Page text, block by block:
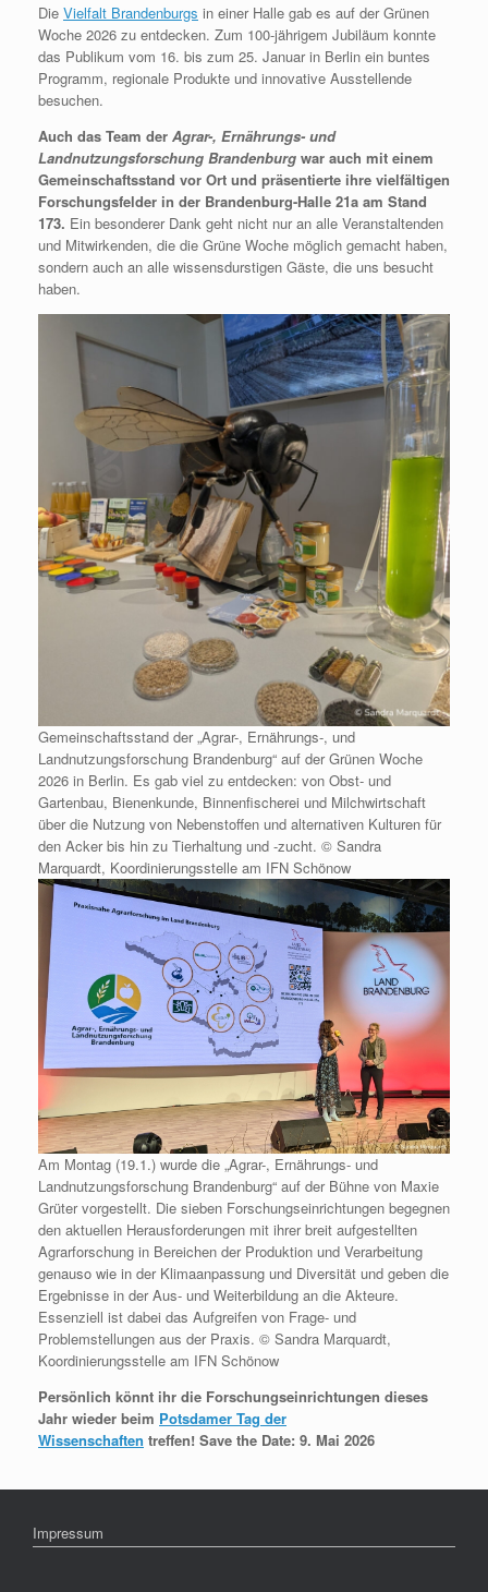
Die Vielfalt Brandenburgs in einer Halle gab es auf der Grünen
Woche 2026 zu entdecken. Zum 100-jährigem Jubiläum konnte
das Publikum vom 16. bis zum 25. Januar in Berlin ein buntes
Programm, regionale Produkte und innovative Ausstellende
besuchen.
Auch das Team der Agrar-, Ernährungs- und
Landnutzungsforschung Brandenburg war auch mit einem
Gemeinschaftsstand vor Ort und präsentierte ihre vielfältigen
Forschungsfelder in der Brandenburg-Halle 21a am Stand
173. Ein besonderer Dank geht nicht nur an alle Veranstaltenden
und Mitwirkenden, die die Grüne Woche möglich gemacht haben,
sondern auch an alle wissensdurstigen Gäste, die uns besucht
haben.
Gemeinschaftsstand der „Agrar-, Ernährungs-, und
Landnutzungsforschung Brandenburg“ auf der Grünen Woche
2026 in Berlin. Es gab viel zu entdecken: von Obst- und
Gartenbau, Bienenkunde, Binnenfischerei und Milchwirtschaft
über die Nutzung von Nebenstoffen und alternativen Kulturen für
den Acker bis hin zu Tierhaltung und -zucht. © Sandra
Marquardt, Koordinierungsstelle am IFN Schönow
Am Montag (19.1.) wurde die „Agrar-, Ernährungs- und
Landnutzungsforschung Brandenburg“ auf der Bühne von Maxie
Grüter vorgestellt. Die sieben Forschungseinrichtungen begegnen
den aktuellen Herausforderungen mit ihrer breit aufgestellten
Agrarforschung in Bereichen der Produktion und Verarbeitung
genauso wie in der Klimaanpassung und Diversität und geben die
Ergebnisse in der Aus- und Weiterbildung an die Akteure.
Essenziell ist dabei das Aufgreifen von Frage- und
Problemstellungen aus der Praxis. © Sandra Marquardt,
Koordinierungsstelle am IFN Schönow
Persönlich könnt ihr die Forschungseinrichtungen dieses
Jahr wieder beim Potsdamer Tag der
Wissenschaften treffen! Save the Date: 9. Mai 2026
Impressum